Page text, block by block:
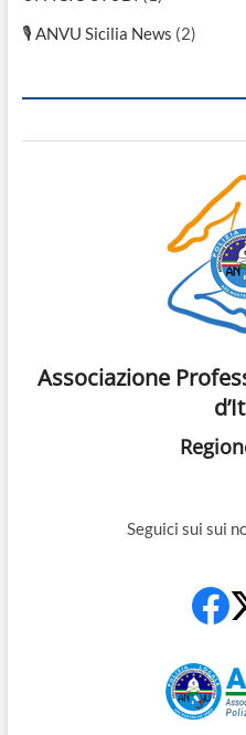
🎙 ANVU Sicilia News (2)
Associazione
Seguici sui sui